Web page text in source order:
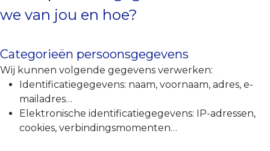
we van jou en hoe?
Categorieën persoonsgegevens
Wij kunnen volgende gegevens verwerken:
Identificatiegegevens: naam, voornaam, adres, e-
mailadres…
Elektronische identificatiegegevens: IP-adressen,
cookies, verbindingsmomenten…